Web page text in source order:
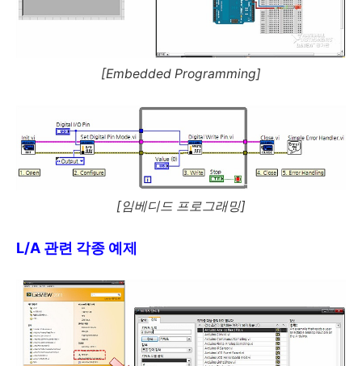
[Embedded Programming]
[임베디드 프로그래밍]
L/A 관련 각종 예제